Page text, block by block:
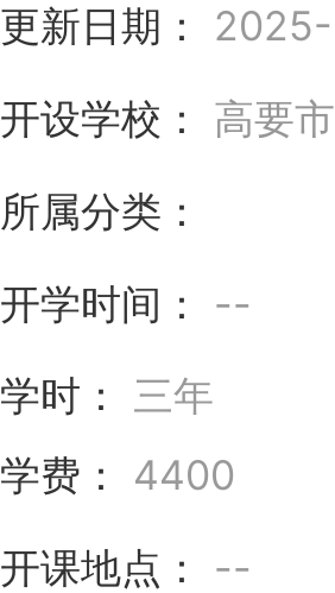
更新日期：
开设学校：
高要
所属分类：
开学时间：
--
学时：
三年
学费：
4400
开课地点：
--